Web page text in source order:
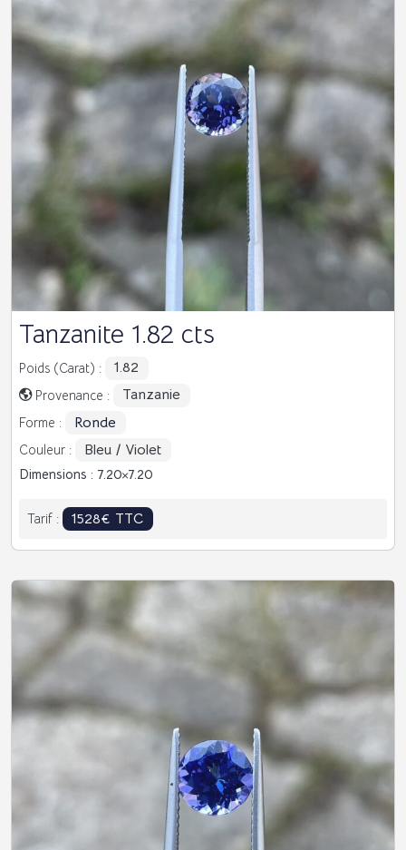
Tanzanite 1.82 cts
Poids (Carat) : 1.82
Provenance : Tanzanie
Forme : Ronde
Couleur : Bleu / Violet
Dimensions : 7.20 7.20
Tarif : 1528€ TTC